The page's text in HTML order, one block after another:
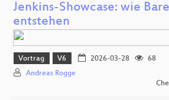
Jenkins-Showcase: wie
entstehen
Vortrag V6 2026-03-28
68
Andreas Rogge